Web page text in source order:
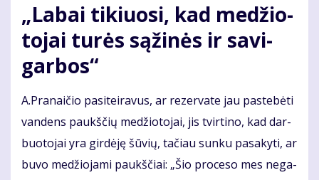
„La­bai ti­kiuo­si, kad me­džio­
to­jai tu­rės są­ži­nės ir sa­vi­
gar­bos“
A.Pra­nai­čio pa­si­tei­ra­vus, ar re­zer­va­te jau pa­ste­bė­ti
van­dens paukš­čių me­džio­to­jai, jis tvir­ti­no, kad dar­
buo­to­jai yra gir­dė­ję šū­vių, ta­čiau sun­ku pa­sa­ky­ti, ar
bu­vo me­džio­ja­mi paukš­čiai: „Šio pro­ce­so mes ne­ga­